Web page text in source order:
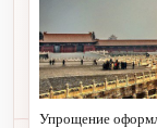
Упрощение